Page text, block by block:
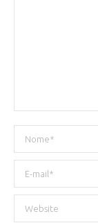
Nome *
E-mail *
Website